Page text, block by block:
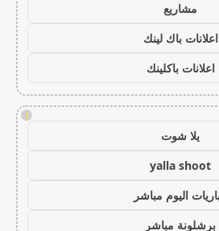
مشاريع
اعلانات باك لينك
اعلانات باكلينك
!
يلا شوت
yalla shoot
اليوم مباشر
برشلونة مباشر